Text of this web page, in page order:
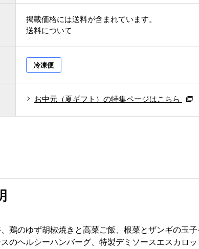
掲載価格には送料が含まれています。
送料について
冷凍便
お中元（夏ギフト）の特集ページはこちら
鶏のゆず胡椒焼きと高菜ご飯、根菜とザンギの玉子
のヘルシーハンバーグ、特製デミソースエスカロ